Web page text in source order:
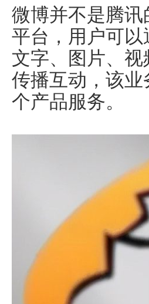
微博并不是腾
平台，用户可以
文字、图片、
传播互动，该
个产品服务。